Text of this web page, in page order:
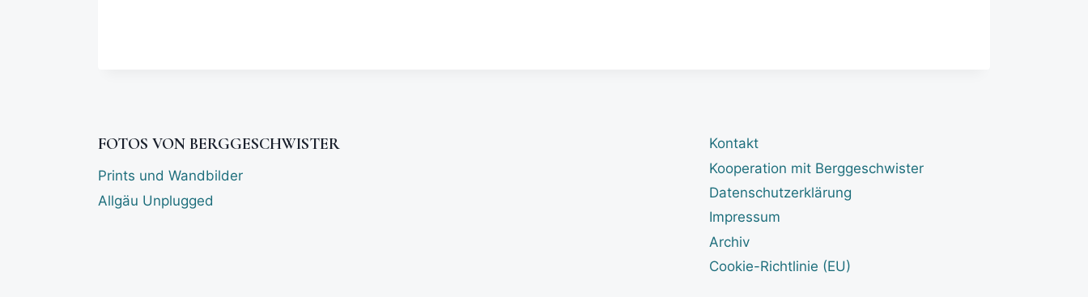
FOTOS VON BERGGESCHWISTER
Prints und Wandbilder
Allgäu Unplugged
Kontakt
Kooperation mit Berggeschwister
Datenschutzerklärung
Impressum
Archiv
Cookie-Richtlinie (EU)